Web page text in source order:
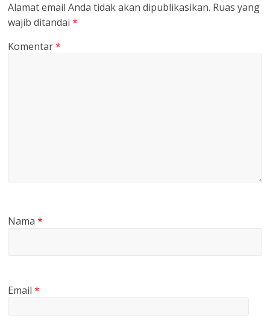
Alamat email Anda tidak akan dipublikasikan. Ruas yang
wajib ditandai*
Komentar*
Nama*
Email*